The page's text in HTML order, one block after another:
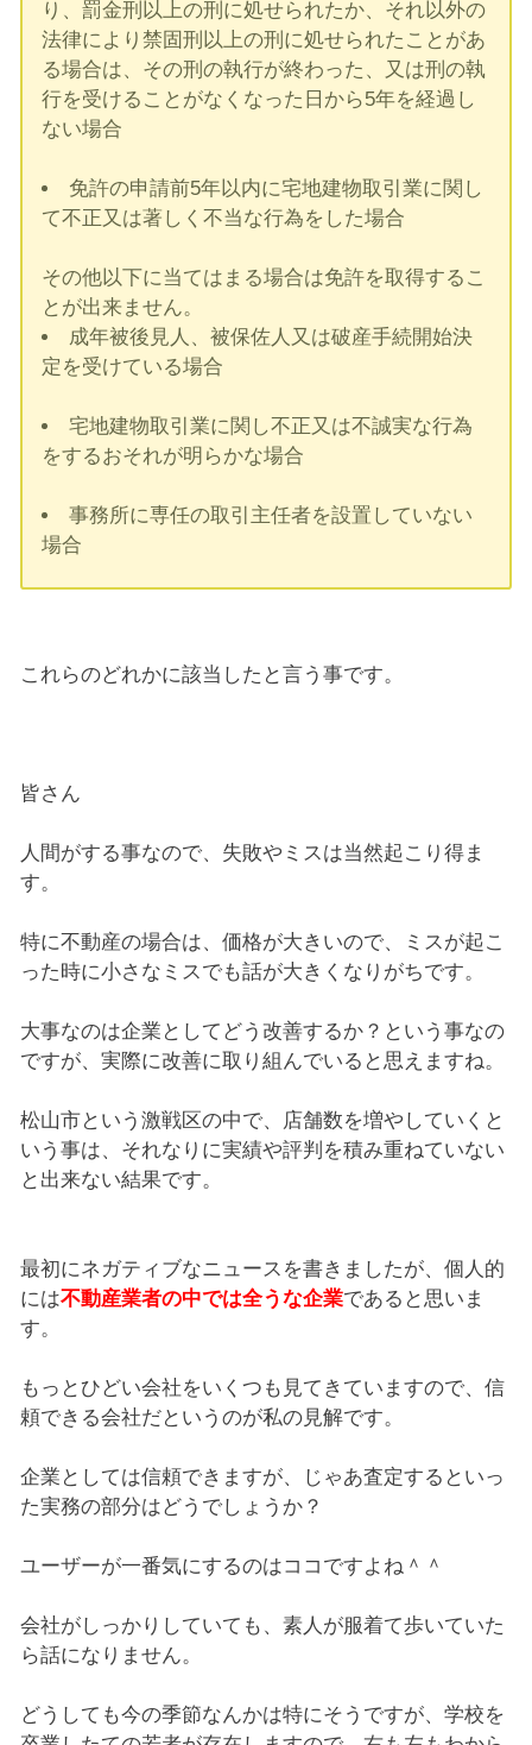
り、罰金刑以上の刑に処せられたか、それ以外の
法律により禁固刑以上の刑に処せられたことがあ
る場合は、その刑の執行が終わった、又は刑の執
行を受けることがなくなった日から5年を経過し
ない場合
免許の申請前5年以内に宅地建物取引業に関し
て不正又は著しく不当な行為をした場合
その他以下に当てはまる場合は免許を取得するこ
とが出来ません。
成年被後見人、被保佐人又は破産手続開始決
定を受けている場合
宅地建物取引業に関し不正又は不誠実な行為
をするおそれが明らかな場合
事務所に専任の取引主任者を設置していない
場合
これらのどれかに該当したと言う事です。
皆さん
人間がする事なので、失敗やミスは当然起こり得ま
す。
特に不動産の場合は、価格が大きいので、ミスが起こ
った時に小さなミスでも話が大きくなりがちです。
大事なのは企業としてどう改善するか？という事なの
ですが、実際に改善に取り組んでいると思えますね。
松山市という激戦区の中で、店舗数を増やしていくと
いう事は、それなりに実績や評判を積み重ねていない
と出来ない結果です。
最初にネガティブなニュースを書きましたが、個人的
には不動産業者の中では全うな企業であると思いま
す。
もっとひどい会社をいくつも見てきていますので、信
頼できる会社だというのが私の見解です。
企業としては信頼できますが、じゃあ査定するといっ
た実務の部分はどうでしょうか？
ユーザーが一番気にするのはココですよね＾＾
会社がしっかりしていても、素人が服着て歩いていた
ら話になりません。
どうしても今の季節なんかは特にそうですが、学校を